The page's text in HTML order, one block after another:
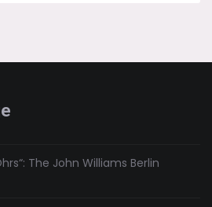
The John Williams Berlin